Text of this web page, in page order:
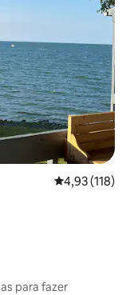
4,93 de uma
4,93 (118)
para fazer